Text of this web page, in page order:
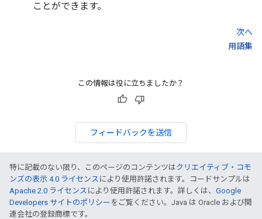
ことができます。
次へ
用語集
この情報は役に立ちましたか？
フィードバックを送信
特に記載のない限り、このページのコンテンツはクリエイティブ・コモ
ンズの表示 4.0 ライセンス により使用許諾されます。コードサンプルは
Apache 2.0 ライセンス により使用許諾されます。詳しくは、 Google
Developers サイトのポリシー をご覧ください。Java は Oracle および関
連会社の登録商標です。